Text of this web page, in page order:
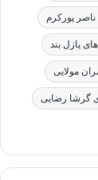
ناصر پورکرم
پازل بند
مولایی
گرشا رضایی